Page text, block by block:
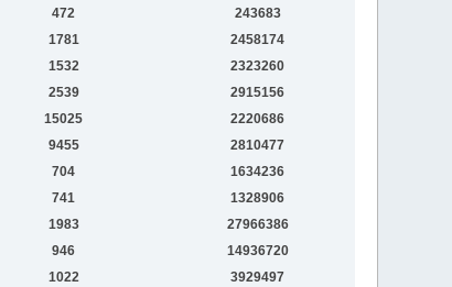
472
243683
1781
2458174
1532
2323260
2539
2915156
15025
2220686
9455
2810477
704
1634236
741
1328906
1983
27966386
946
14936720
1022
3929497